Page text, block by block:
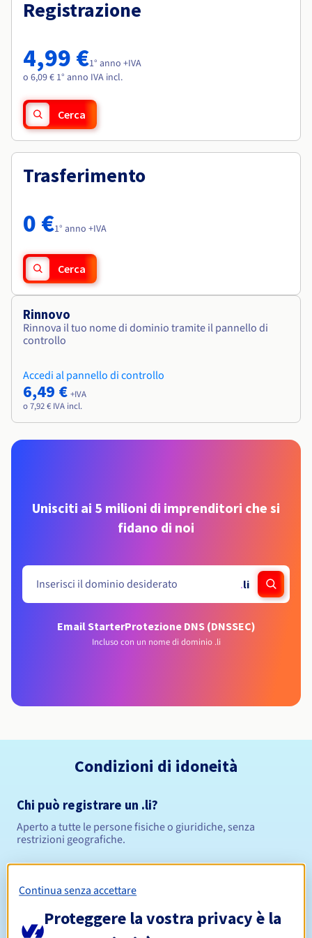
Tariffe
Roadmap & Changelog
Osservabilità
Roadmap & Changelog
Roadmap & Changelog
Roadmap & Changelog
Roadmap & Changelog
Registrazione
4,99 €1° anno +IVA
o 6,09 € 1° anno IVA incl.
Cerca
Trasferimento
0 €1° anno +IVA
Cerca
Rinnovo
Rinnova il tuo nome di dominio tramite il pannello di
controllo
Accedi al pannello di controllo
6,49 € +IVA
o 7,92 € IVA incl.
Unisciti ai 5 milioni di imprenditori che si
fidano di noi
.li
Email StarterProtezione DNS (DNSSEC)
Incluso con un nome di dominio .li
Condizioni di idoneità
Chi può registrare un .li?
Aperto a tutte le persone fisiche o giuridiche, senza
restrizioni geografiche.
Regole di gestione e notifiche
Continua senza accettare
Proteggere la vostra privacy è la